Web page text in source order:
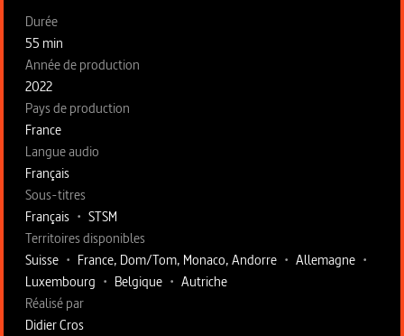
Fiche technique section gauche
Durée
55 min
Année de production
2022
Pays de production
France
Langue audio
Français
Sous-titres
Français • STSM
Territoires disponibles
Suisse • France, Dom/Tom, Monaco, Andorre • Allemagne •
Luxembourg • Belgique • Autriche
Fiche technique section droite
Réalisé par
Didier Cros